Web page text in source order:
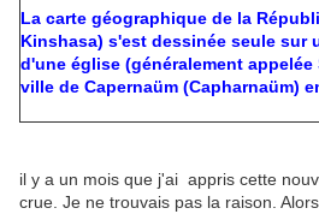
La carte géographique de la
Kinshasa) s'est dessinée seule sur
d'une église (généralement appelée
ville de Capernaüm (Capharnaüm)
il y a un mois que j'ai appris cette
crue. Je ne trouvais pas la raison.